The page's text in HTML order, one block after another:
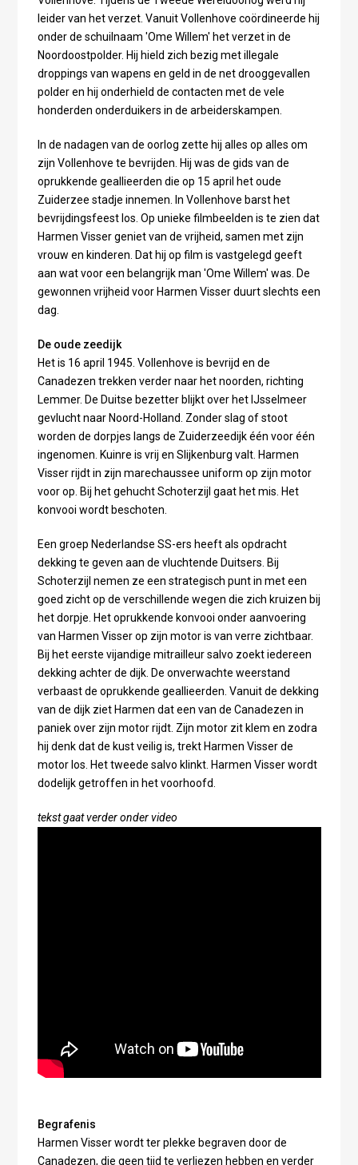
leider van het verzet. Vanuit Vollenhove coördineerde hij
onder de schuilnaam 'Ome Willem' het verzet in de
Noordoostpolder. Hij hield zich bezig met illegale
droppings van wapens en geld in de net drooggevallen
polder en hij onderhield de contacten met de vele
honderden onderduikers in de arbeiderskampen.
In de nadagen van de oorlog zette hij alles op alles om
zijn Vollenhove te bevrijden. Hij was de gids van de
oprukkende geallieerden die op 15 april het oude
Zuiderzee stadje innemen. In Vollenhove barst het
bevrijdingsfeest los. Op unieke filmbeelden is te zien dat
Harmen Visser geniet van de vrijheid, samen met zijn
vrouw en kinderen. Dat hij op film is vastgelegd geeft
aan wat voor een belangrijk man 'Ome Willem' was. De
gewonnen vrijheid voor Harmen Visser duurt slechts een
dag.
De oude zeedijk
Het is 16 april 1945. Vollenhove is bevrijd en de
Canadezen trekken verder naar het noorden, richting
Lemmer. De Duitse bezetter blijkt over het IJsselmeer
gevlucht naar Noord-Holland. Zonder slag of stoot
worden de dorpjes langs de Zuiderzeedijk één voor één
ingenomen. Kuinre is vrij en Slijkenburg valt. Harmen
Visser rijdt in zijn marechaussee uniform op zijn motor
voor op. Bij het gehucht Schoterzijl gaat het mis. Het
konvooi wordt beschoten.
Een groep Nederlandse SS-ers heeft als opdracht
dekking te geven aan de vluchtende Duitsers. Bij
Schoterzijl nemen ze een strategisch punt in met een
goed zicht op de verschillende wegen die zich kruizen bij
het dorpje. Het oprukkende konvooi onder aanvoering
van Harmen Visser op zijn motor is van verre zichtbaar.
Bij het eerste vijandige mitrailleur salvo zoekt iedereen
dekking achter de dijk. De onverwachte weerstand
verbaast de oprukkende geallieerden. Vanuit de dekking
van de dijk ziet Harmen dat een van de Canadezen in
paniek over zijn motor rijdt. Zijn motor zit klem en zodra
hij denk dat de kust veilig is, trekt Harmen Visser de
motor los. Het tweede salvo klinkt. Harmen Visser wordt
dodelijk getroffen in het voorhoofd.
tekst gaat verder onder video
Begrafenis
Harmen Visser wordt ter plekke begraven door de
Canadezen, die geen tijd te verliezen hebben en verder